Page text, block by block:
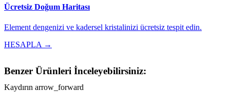
Ücretsiz Doğum Haritası
Element dengenizi ve kadersel kristalinizi ücretsiz tespit edin.
HESAPLA →
Benzer Ürünleri İnceleyebilirsiniz:
Kaydırın arrow_forward